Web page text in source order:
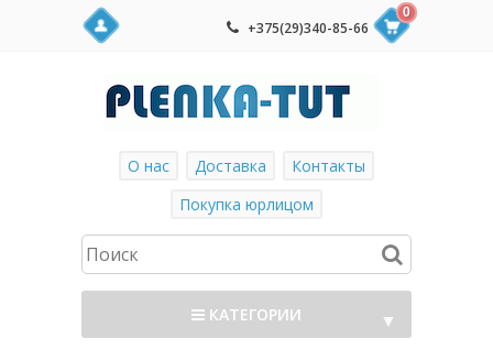
+375(29)340-85-66
0
О нас Доставка
Контакты
Покупка юрлицом
КАТЕГОРИИ ▼